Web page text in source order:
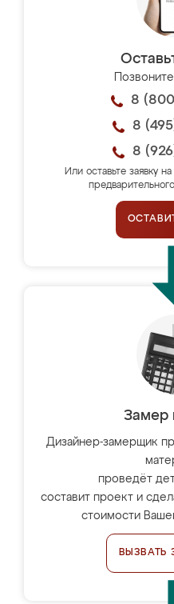
8
8
8
Или оставьте заявку
Замер
Дизайнер-замерщик
проведёт
составит проект и
стоимости
ВЫЗВАТЬ